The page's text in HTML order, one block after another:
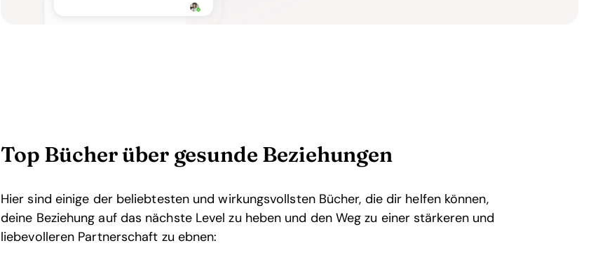
Top Bücher über gesunde Beziehungen
Hier sind einige der beliebtesten und wirkungsvollsten Bücher, die dir helfen können,
deine Beziehung auf das nächste Level zu heben und den Weg zu einer stärkeren und
liebevolleren Partnerschaft zu ebnen: